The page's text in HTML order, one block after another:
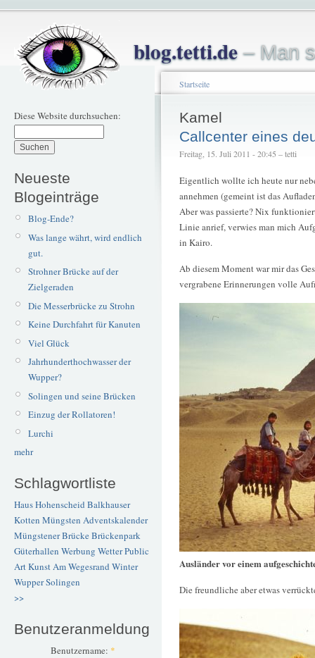
blog.tetti.de– Man
Diese Website durchsuchen:
Neueste
Blogeinträge
Blog-Ende?
Was lange währt, wird endlich
gut.
Strohner Brücke auf der
Zielgeraden
Die Messerbrücke zu Strohn
Keine Durchfahrt für Kanuten
Viel Glück
Jahrhunderthochwasser der
Wupper?
Solingen und seine Brücken
Einzug der Rollatoren!
Lurchi
mehr
Schlagwortliste
Haus Hohenscheid Balkhauser
Kotten Müngsten Adventskalender
Müngstener BrückeBrückenpark
Güterhallen Werbung WetterPublic
ArtKunstAm Wegesrand Winter
WupperSolingen
>>
Benutzeranmeldung
Benutzername: *
Startseite
Kamel
Callcenter eines
Freitag, 15. Juli 2011 - 20:45 – tetti
Eigentlich wollte ich heute nur
annehmen (gemeint ist das
Aber was passierte? Nix
Linie anrief, verwies man mich
in Kairo.
Ab diesem Moment war mir das
vergrabene Erinnerungen volle
Ausländer vor einem
Die freundliche aber etwas